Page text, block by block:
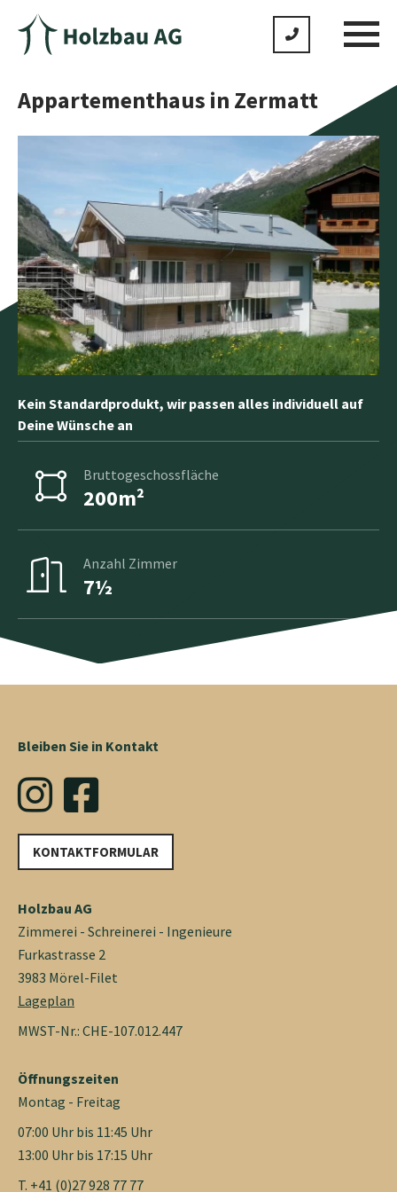
Appartementhaus in Zermatt
Kein Standardprodukt, wir passen alles individuell auf
Deine Wünsche an
Bruttogeschossfläche
200m²
Anzahl Zimmer
7½
Bleiben Sie in Kontakt
KONTAKTFORMULAR
Holzbau AG
Zimmerei - Schreinerei - Ingenieure
Furkastrasse 2
3983 Mörel-Filet
Lageplan
MWST-Nr.: CHE-107.012.447
Öffnungszeiten
Montag - Freitag
07:00 Uhr bis 11:45 Uhr
13:00 Uhr bis 17:15 Uhr
T. +41 (0)27 928 77 77